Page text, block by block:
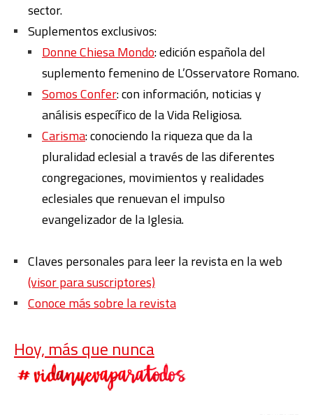
sector.
Suplementos exclusivos:
Donne Chiesa Mondo: edición española del
suplemento femenino de L’Osservatore Romano.
Somos Confer: con información, noticias y
análisis específico de la Vida Religiosa.
Carisma: conociendo la riqueza que da la
pluralidad eclesial a través de las diferentes
congregaciones, movimientos y realidades
eclesiales que renuevan el impulso
evangelizador de la Iglesia.
Claves personales para leer la revista en la web
(visor para suscriptores)
Conoce más sobre la revista
Hoy, más que nunca